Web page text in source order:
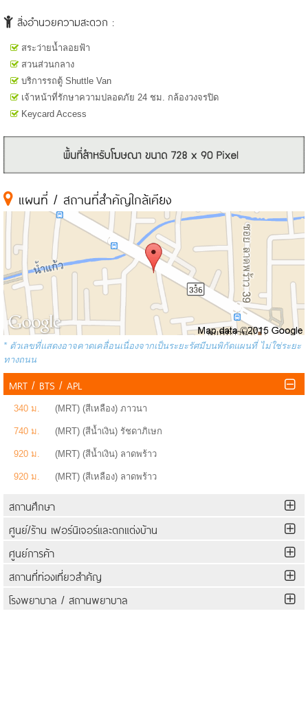
สิ่งอำนวยความสะดวก :
สระว่ายน้ำลอยฟ้า
สวนส่วนกลาง
บริการรถตู้ Shuttle Van
เจ้าหน้าที่รักษาความปลอดภัย 24 ชม. กล้องวงจรปิด
Keycard Access
แผนที่ / สถานที่สำคัญใกล้เคียง
* ตัวเลขที่แสดงอาจคาดเคลื่อนเนื่องจากเป็นระยะรัศมีบนพิกัดแผนที่ ไม่ใช่ระยะ
ทางถนน
MRT / BTS / APL
340 ม. (MRT) (สีเหลือง) ภาวนา
740 ม. (MRT) (สีน้ำเงิน) รัชดาภิเษก
920 ม. (MRT) (สีน้ำเงิน) ลาดพร้าว
920 ม. (MRT) (สีเหลือง) ลาดพร้าว
สถานศึกษา
ศูนย์/ร้าน เฟอร์นิเจอร์และตกแต่งบ้าน
ศูนย์การค้า
สถานที่ท่องเที่ยวสำคัญ
โรงพยาบาล / สถานพยาบาล